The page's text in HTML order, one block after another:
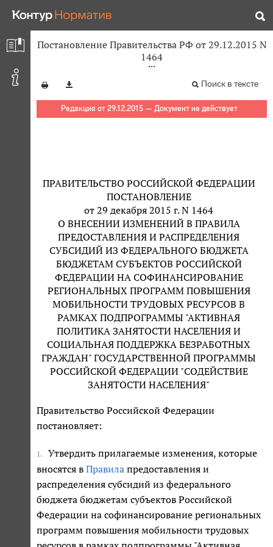
Постановление Правительства РФ от 29.12.2015 N
1464
Поиск в тексте
Редакция от 29.12.2015 — Документ не действует
ПРАВИТЕЛЬСТВО РОССИЙСКОЙ ФЕДЕРАЦИИ
ПОСТАНОВЛЕНИЕ
от 29 декабря 2015 г. N 1464
О ВНЕСЕНИИ ИЗМЕНЕНИЙ В ПРАВИЛА
ПРЕДОСТАВЛЕНИЯ И РАСПРЕДЕЛЕНИЯ
СУБСИДИЙ ИЗ ФЕДЕРАЛЬНОГО БЮДЖЕТА
БЮДЖЕТАМ СУБЪЕКТОВ РОССИЙСКОЙ
ФЕДЕРАЦИИ НА СОФИНАНСИРОВАНИЕ
РЕГИОНАЛЬНЫХ ПРОГРАММ ПОВЫШЕНИЯ
МОБИЛЬНОСТИ ТРУДОВЫХ РЕСУРСОВ В
РАМКАХ ПОДПРОГРАММЫ "АКТИВНАЯ
ПОЛИТИКА ЗАНЯТОСТИ НАСЕЛЕНИЯ И
СОЦИАЛЬНАЯ ПОДДЕРЖКА БЕЗРАБОТНЫХ
ГРАЖДАН" ГОСУДАРСТВЕННОЙ ПРОГРАММЫ
РОССИЙСКОЙ ФЕДЕРАЦИИ "СОДЕЙСТВИЕ
ЗАНЯТОСТИ НАСЕЛЕНИЯ"
Правительство Российской Федерации
постановляет:
1.
Утвердить прилагаемые изменения, которые
вносятся в Правила предоставления и
распределения субсидий из федерального
бюджета бюджетам субъектов Российской
Федерации на софинансирование региональных
программ повышения мобильности трудовых